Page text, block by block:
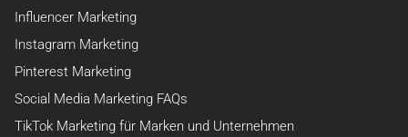
Influencer Marketing
Instagram Marketing
Pinterest Marketing
Social Media Marketing FAQs
TikTok Marketing für Marken und Unternehmen